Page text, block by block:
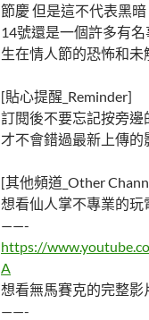
節慶 但是這不代表黑
14號還是一個許多有
生在情人節的恐怖和未
[貼心提醒_Reminder]
訂閱後不要忘記按旁邊
才不會錯過最新上傳的
[其他頻道_Other
想看仙人掌不專業的玩
——-
https://
A
想看無馬賽克的完整影
——-